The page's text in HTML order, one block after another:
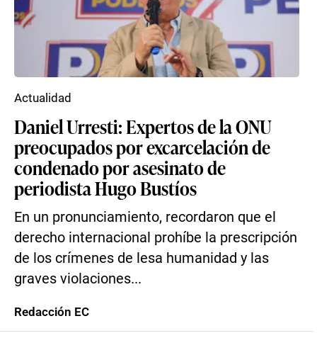
Daniel Urresti: Expertos de la ONU
preocupados por excarcelación de
condenado por asesinato de
periodista Hugo Bustíos
En un pronunciamiento, recordaron que el
derecho internacional prohíbe la prescripción
de los crímenes de lesa humanidad y las
graves violaciones...
Actualidad
Redacción EC